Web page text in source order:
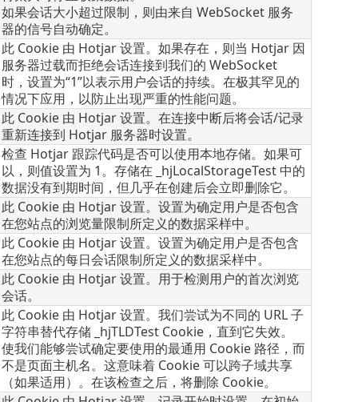
如果会话大小超过限制，则由来自 WebSocket 服务
器的信号自动确定。
此 Cookie 由 Hotjar 设置。如果存在，则当 Hotjar 因
服务器过载而拒绝会话连接到我们的 WebSocket
时，设置为“1”以表示用户会话的持续。在极其罕见的
情况下应用，以防止出现严重的性能问题。
此 Cookie 由 Hotjar 设置。在连接中断后将会话/记录
重新连接到 Hotjar 服务器时设置。
检查 Hotjar 跟踪代码是否可以使用本地存储。如果可
以，则值设置为 1。存储在 _hjLocalStorageTest 中的
数据没有到期时间，但几乎在创建后会立即删除它。
此 Cookie 由 Hotjar 设置。设置为确定用户是否包含
在您站点的浏览量限制所定义的数据采样中。
此 Cookie 由 Hotjar 设置。设置为确定用户是否包含
在您站点的每日会话限制所定义的数据采样中。
此 Cookie 由 Hotjar 设置。用于检测用户的首次浏览
会话。
此 Cookie 由 Hotjar 设置。我们尝试为不同的 URL 子
字符串替代存储 _hjTLDTest Cookie，直到它失效。
使我们能够尝试确定要使用的最通用 Cookie 路径，而
不是页面主机名。这意味着 Cookie 可以跨子域共享
（如果适用）。在该检查之后，将删除 Cookie。